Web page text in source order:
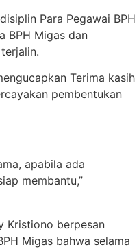
Para Pegawai BPH
BPH Migas dan
Terima kasih
pembentukan
apabila ada
membantu,”
Kristiono berpesan
Migas bahwa selama